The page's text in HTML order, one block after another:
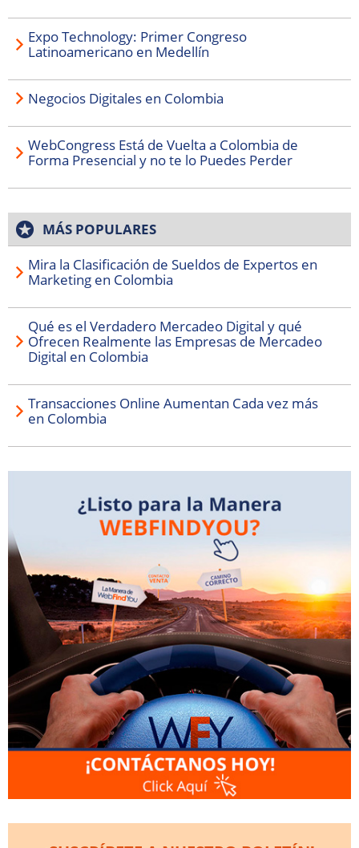
Expo Technology: Primer Congreso
Latinoamericano en Medellín
Negocios Digitales en Colombia
WebCongress Está de Vuelta a Colombia de
Forma Presencial y no te lo Puedes Perder
MÁS POPULARES
Mira la Clasificación de Sueldos de Expertos en
Marketing en Colombia
Qué es el Verdadero Mercadeo Digital y qué
Ofrecen Realmente las Empresas de Mercadeo
Digital en Colombia
Transacciones Online Aumentan Cada vez más
en Colombia